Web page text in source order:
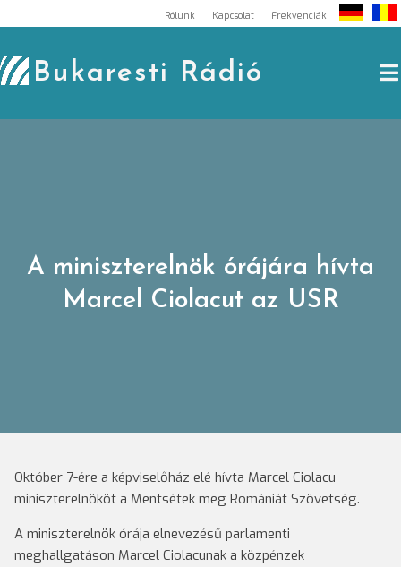
to
content
Rólunk Kapcsolat Frekvenciák
Bukaresti Rádió
A miniszterelnök órájára hívta
Marcel Ciolacut az USR
Október 7-ére a képviselőház elé hívta Marcel Ciolacu
miniszterelnököt a Mentsétek meg Romániát Szövetség.
A miniszterelnök órája elnevezésű parlamenti
meghallgatáson Marcel Ciolacunak a közpénzek